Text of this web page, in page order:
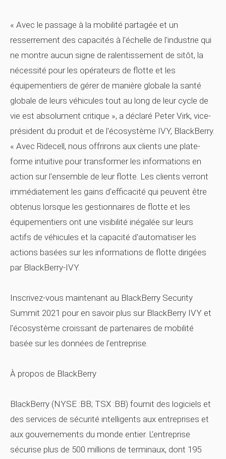
« Avec le passage à la mobilité partagée et un
resserrement des capacités à l'échelle de l'industrie qui
ne montre aucun signe de ralentissement de sitôt, la
nécessité pour les opérateurs de flotte et les
équipementiers de gérer de manière globale la santé
globale de leurs véhicules tout au long de leur cycle de
vie est absolument critique », a déclaré Peter Virk, vice-
président du produit et de l'écosystème IVY, BlackBerry.
« Avec Ridecell, nous offrirons aux clients une plate-
forme intuitive pour transformer les informations en
action sur l'ensemble de leur flotte. Les clients verront
immédiatement les gains d'efficacité qui peuvent être
obtenus lorsque les gestionnaires de flotte et les
équipementiers ont une visibilité inégalée sur leurs
actifs de véhicules et la capacité d'automatiser les
actions basées sur les informations de flotte dirigées
par BlackBerry-IVY.
Inscrivez-vous maintenant au BlackBerry Security
Summit 2021 pour en savoir plus sur BlackBerry IVY et
l'écosystème croissant de partenaires de mobilité
basée sur les données de l'entreprise.
À propos de BlackBerry
BlackBerry (NYSE :BB; TSX :BB) fournit des logiciels et
des services de sécurité intelligents aux entreprises et
aux gouvernements du monde entier. L'entreprise
sécurise plus de 500 millions de terminaux, dont 195